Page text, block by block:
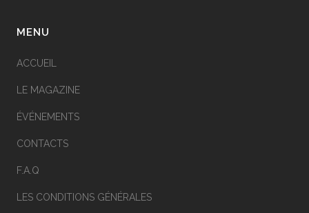
MENU
ACCUEIL
LE MAGAZINE
ÉVÉNEMENTS
CONTACTS
F.A.Q
LES CONDITIONS GÉNÉRALES